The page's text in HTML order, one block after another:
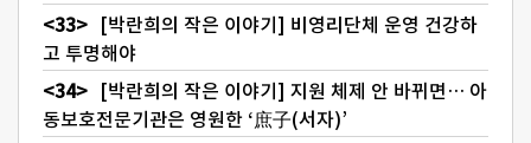
[박란희의 작은 이야기] 비영리단체 운영 건강하
고 투명해야
[박란희의 작은 이야기] 지원 체제 안 바뀌면… 아
동보호전문기관은 영원한 ‘庶子(서자)’